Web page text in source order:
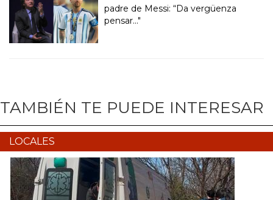
padre de Messi: “Da vergüenza
pensar..."
TAMBIÉN TE PUEDE INTERESAR
LOCALES